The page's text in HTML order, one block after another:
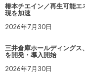
椿本チエイン／再生可能
現を加速
2026年7月30日
三井倉庫ホールディングス
を開発・導入開始
2026年7月30日